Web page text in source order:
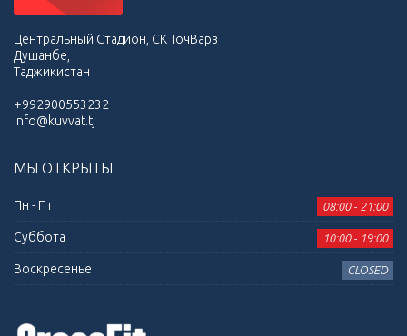
Центральный Стадион, СК ТочВарз
Душанбе,
Таджикистан
+992900553232
info@kuvvat.tj
МЫ ОТКРЫТЫ
Пн - Пт 08:00 - 21:00
Суббота 10:00 - 19:00
Воскресенье CLOSED